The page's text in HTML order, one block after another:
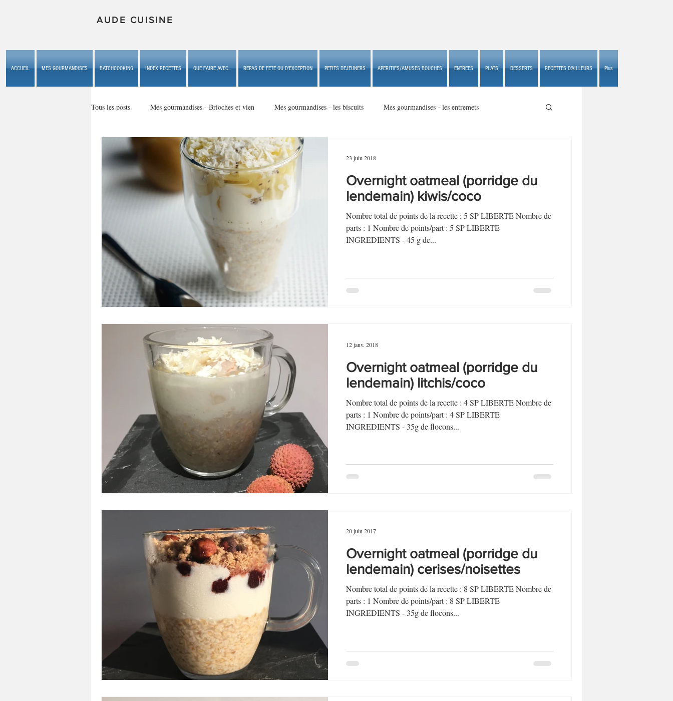
AUDE CUISINE
ACCUEIL MES GOURMANDISES BATCHCOOKING INDEX RECETTES QUE FAIRE AVEC... REPAS DE FETE OU D'EXCEPTION PETITS DEJEUNERS APERITIFS/AMUSES BOUCHES ENTREES PLATS DESSERTS RECETTES D'AILLEURS Plus
Tous les posts Mes gourmandises - Brioches et vien Mes gourmandises - les biscuits Mes gourmandises - les entremets
Mes gourmandises - les gâteaux du b Mes gourmandises - made in USA
Mes gourmandises - plaisirs d'enfan Accompagnements Apéritifs/amuses bouches de fête ou Apéritifs croustillants
Aux flocons d'avoine au Fromage autres petits déjeuners Biscuits et crackers Biscuits et sablés
Bouchées apéritives Bowlcakes
Crêpes, gaufres et pancakes Desserts au chocolat Desserts aux fruits
Entrées chaudes Entrées de fête ou d'exception Entrées froides
Overnight oatmeal (porridge du
lendemain) kiwis/coco
Nombre total de points de la recette : 5 SP LIBERTE Nombre de
parts : 1 Nombre de points/part : 5 SP LIBERTE
INGREDIENTS - 45 g de...
23 juin 2018
Overnight oatmeal (porridge du
lendemain) litchis/coco
Nombre total de points de la recette : 4 SP LIBERTE Nombre de
parts : 1 Nombre de points/part : 4 SP LIBERTE
INGREDIENTS - 35g de flocons...
12 janv. 2018
Overnight oatmeal (porridge du
lendemain) cerises/noisettes
Nombre total de points de la recette : 8 SP LIBERTE Nombre de
parts : 1 Nombre de points/part : 8 SP LIBERTE
INGREDIENTS - 35g de flocons...
20 juin 2017